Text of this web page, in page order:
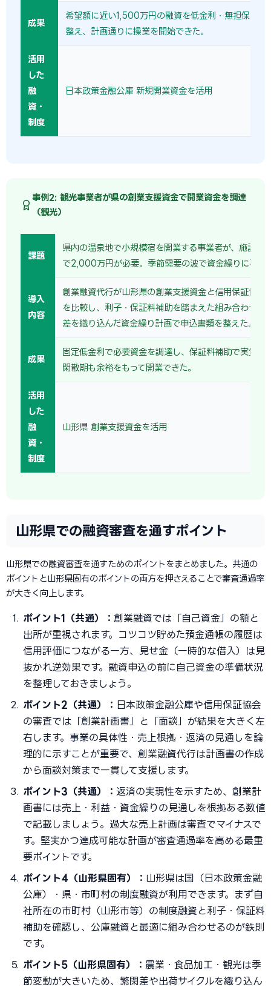
成果
希望額に近い1,500万円の融資を低金利・無担保で実
整え、計画通りに操業を開始できた。
活用
した
融
資・
制度
日本政策金融公庫 新規開業資金を活用
事例2: 観光事業者が県の創業支援資金で開業資金を調達
（観光）
課題
県内の温泉地で小規模宿を開業する事業者が、施設改
で2,000万円が必要。季節需要の波で資金繰りに不安
導入
内容
創業融資代行が山形県の創業支援資金と信用保証協会
を比較し、利子・保証料補助を踏まえた組み合わせを
差を織り込んだ資金繰り計画で申込書類を整えた。
成果
固定低金利で必要資金を調達し、保証料補助で実質負
閑散期も余裕をもって開業できた。
活用
した
融
資・
制度
山形県 創業支援資金を活用
山形県での融資審査を通すポイント
山形県での融資審査を通すためのポイントをまとめました。共通の
ポイントと山形県固有のポイントの両方を押さえることで審査通過率
が大きく向上します。
ポイント1（共通）： 創業融資では「自己資金」の額と
出所が重視されます。コツコツ貯めた預金通帳の履歴は
信用評価につながる一方、見せ金（一時的な借入）は見
抜かれ逆効果です。融資申込の前に自己資金の準備状況
を整理しておきましょう。
ポイント2（共通）： 日本政策金融公庫や信用保証協会
の審査では「創業計画書」と「面談」が結果を大きく左
右します。事業の具体性・売上根拠・返済の見通しを論
理的に示すことが重要で、創業融資代行は計画書の作成
から面談対策まで一貫して支援します。
ポイント3（共通）： 返済の実現性を示すため、創業計
画書には売上・利益・資金繰りの見通しを根拠ある数値
で記載しましょう。過大な売上計画は審査でマイナスで
す。堅実かつ達成可能な計画が審査通過率を高める最重
要ポイントです。
ポイント4（山形県固有）： 山形県は国（日本政策金融
公庫）・県・市町村の制度融資が利用できます。まず自
社所在の市町村（山形市等）の制度融資と利子・保証料
補助を確認し、公庫融資と最適に組み合わせるのが鉄則
です。
ポイント5（山形県固有）： 農業・食品加工・観光は季
節変動が大きいため、繁閑差や出荷サイクルを織り込ん